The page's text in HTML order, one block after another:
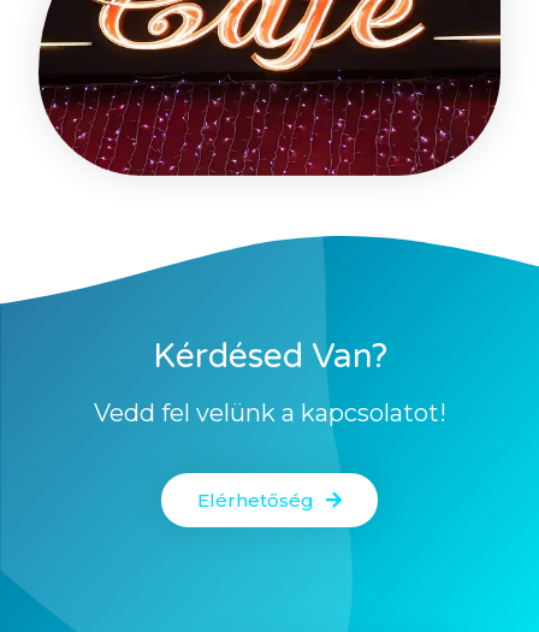
Kérdésed Van?
Vedd fel velünk a kapcsolatot!
Elérhetőség